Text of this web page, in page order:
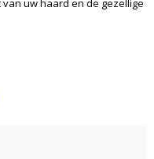
uw haard en de gezellige